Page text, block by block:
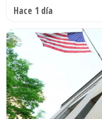
Hace 1 día